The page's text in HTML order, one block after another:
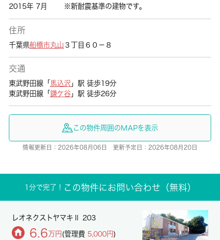
2015年 7月 ※新耐震基準の建物です。
住所
千葉県船橋市丸山 ３丁目６０－８
交通
東武野田線「 馬込沢 」駅 徒歩19分
東武野田線「 鎌ケ谷」駅 徒歩26分
この物件周囲のMAPを表示
情報更新日：2026年08月06日 更新予定日：2026年08月20日
1分で完了！ この物件にお問い合わせ（無料）
レオネクストヤマキⅡ 203
6.6 万円 (管理費 5,000円)